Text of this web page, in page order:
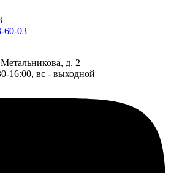
60-03
д. 2
16:00, вс - выходной